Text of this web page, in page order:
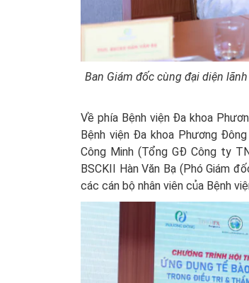
Ban Giám đốc cùng đại diện
Về phía Bệnh viện Đa khoa
Bệnh viện Đa khoa Phương
Công Minh (Tổng GĐ Công ty
BSCKII Hàn Văn Bạ (Phó Giám
các cán bộ nhân viên của Bệnh